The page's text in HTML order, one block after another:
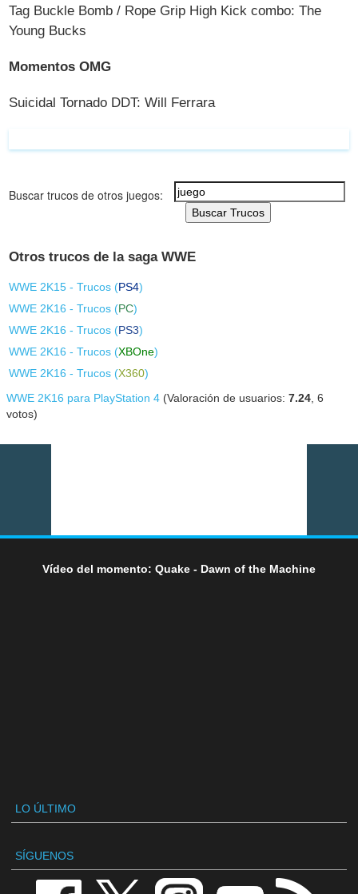
Tag Buckle Bomb / Rope Grip High Kick combo: The
Young Bucks
Momentos OMG
Suicidal Tornado DDT: Will Ferrara
Buscar trucos de otros juegos:
Buscar Trucos
Otros trucos de la saga WWE
WWE 2K15 - Trucos (PS4)
WWE 2K16 - Trucos (PC)
WWE 2K16 - Trucos (PS3)
WWE 2K16 - Trucos (XBOne)
WWE 2K16 - Trucos (X360)
WWE 2K16 para PlayStation 4 (Valoración de usuarios:7.24 ,6
votos)
Vídeo del momento: Quake - Dawn of the Machine
LO ÚLTIMO
SÍGUENOS